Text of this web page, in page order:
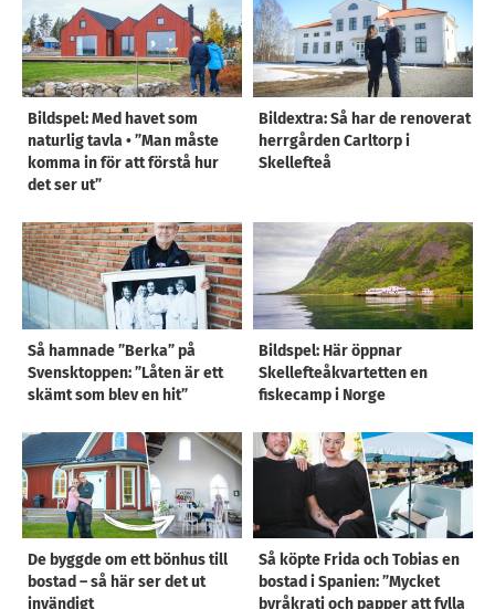
Bildspel: Med havet som
naturlig tavla • ”Man måste
komma in för att förstå hur
det ser ut”
Bildextra: Så har de renoverat
herrgården Carltorp i
Skellefteå
Så hamnade ”Berka” på
Svensktoppen: ”Låten är ett
skämt som blev en hit”
Bildspel: Här öppnar
Skellefteåkvartetten en
fiskecamp i Norge
De byggde om ett bönhus till
bostad – så här ser det ut
invändigt
Så köpte Frida och Tobias en
bostad i Spanien: ”Mycket
byråkrati och papper att fylla